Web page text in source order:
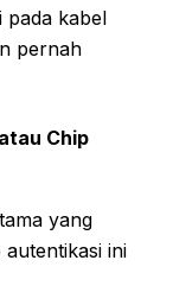
pada kabel
pernah
Chip
yang
ini